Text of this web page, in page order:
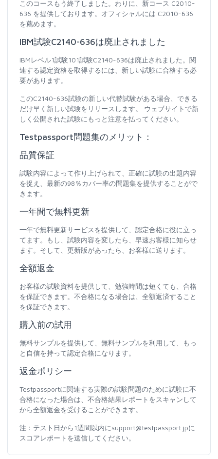
このコースもう終了しました。わりに、新コース C2010-
636 を提供しております。オフィシャルには C2010-636
を薦めます。
IBM試験C2140-636は廃止されました
IBMレベル1試験101試験C2140-636は廃止されました。関
連する認定資格を取得するには、新しい試験に合格する必
要があります。
このC2140-636試験の新しい代替試験がある場合、できる
だけ早く新しい試験をリリースします。 ウェブサイトで新
しく公開された試験にもっと注意を払ってください。
Testpassport問題集のメリット：
品質保証
試験内容によって作り上げられて、正確に試験の出題内容
を捉え、最新の98％カバー率の問題集を提供することがで
きます。
一年間で無料更新
一年で無料更新サービスを提供して、認定合格に役に立っ
てます。もし、試験内容を変したら、早速お客様に知らせ
ます。そして、更新版があったら、お客様に送ります。
全額返金
お客様の試験資料を提供して、勉強時間は短くても、合格
を保証できます。不合格になる場合は、全額返済すること
を保証できます。
購入前の試用
無料サンプルを提供して、無料サンプルを利用して、もっ
と自信を持って認定合格になります。
返金ポリシー
Testpassportに関連する実際の試験問題のために試験に不
合格になった場合は、不合格結果レポートをスキャンして
から全額返金を受けることができます。
注：テスト日から1週間以内にsupport@testpassport.jpに
スコアレポートを送信してください。